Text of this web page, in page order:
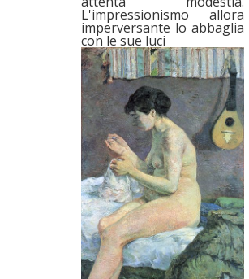
L'impressionismo allora
imperversante lo abbaglia
con le sue luci